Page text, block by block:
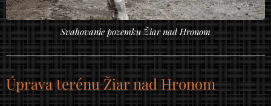
Svahovanie pozemku Žiar nad Hronom
Úprava terénu Žiar nad Hronom